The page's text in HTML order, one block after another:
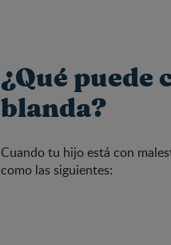
¿Qué puede
blanda?
Cuando tu hijo está con
como las siguientes: